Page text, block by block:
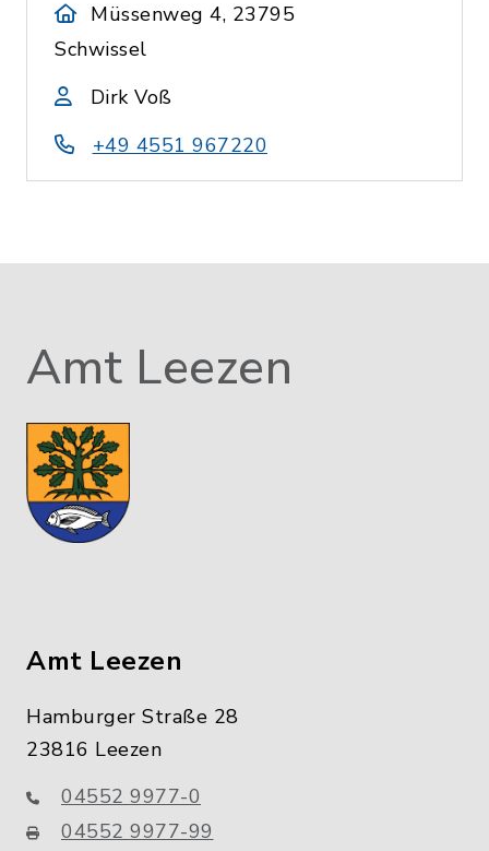
Müssenweg 4, 23795
Schwissel
Dirk Voß
+49 4551 967220
Amt Leezen
Amt Leezen
Hamburger Straße 28
23816 Leezen
04552 9977-0
04552 9977-99